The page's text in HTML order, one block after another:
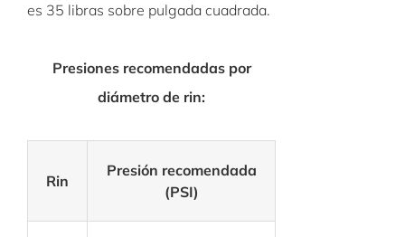
es 35 libras sobre pulgada cuadrada.
Presiones recomendadas por
diámetro de rin:
Rin
Presión recomendada
(PSI)